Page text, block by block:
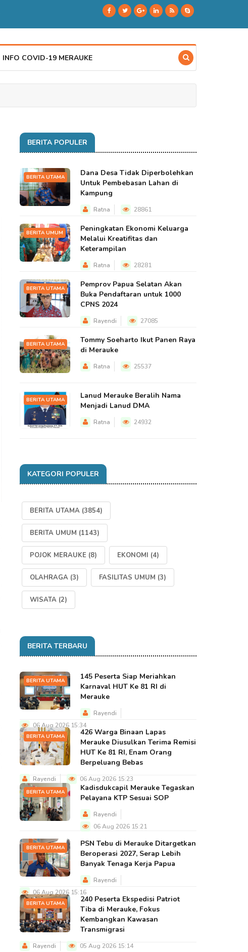
INFO COVID-19 MERAUKE
BERITA POPULER
BERITA UTAMA
Dana Desa Tidak Diperbolehkan
Untuk Pembebasan Lahan di
Kampung
Ratna 28861
BERITA UMUM
Peningkatan Ekonomi Keluarga
Melalui Kreatifitas dan
Keterampilan
Ratna 28281
BERITA UTAMA
Pemprov Papua Selatan Akan
Buka Pendaftaran untuk 1000
CPNS 2024
Rayendi 27085
BERITA UTAMA
Tommy Soeharto Ikut Panen Raya
di Merauke
Ratna 25537
BERITA UTAMA
Lanud Merauke Beralih Nama
Menjadi Lanud DMA
Ratna 24932
KATEGORI POPULER
BERITA UTAMA (3854)
BERITA UMUM (1143)
POJOK MERAUKE (8) EKONOMI (4)
OLAHRAGA (3) FASILITAS UMUM (3)
WISATA (2)
BERITA TERBARU
BERITA UTAMA
145 Peserta Siap Meriahkan
Karnaval HUT Ke 81 RI di
Merauke
Rayendi
06 Aug 2026 15:34
BERITA UTAMA
426 Warga Binaan Lapas
Merauke Diusulkan Terima Remisi
HUT Ke 81 RI, Enam Orang
Berpeluang Bebas
Rayendi 06 Aug 2026 15:23
BERITA UTAMA
Kadisdukcapil Merauke Tegaskan
Pelayana KTP Sesuai SOP
Rayendi
06 Aug 2026 15:21
BERITA UTAMA
PSN Tebu di Merauke Ditargetkan
Beroperasi 2027, Serap Lebih
Banyak Tenaga Kerja Papua
Rayendi
06 Aug 2026 15:16
BERITA UTAMA
240 Peserta Ekspedisi Patriot
Tiba di Merauke, Fokus
Kembangkan Kawasan
Transmigrasi
Rayendi 05 Aug 2026 15:14